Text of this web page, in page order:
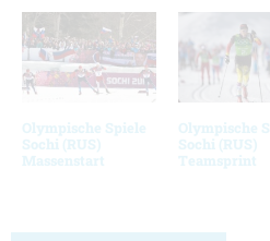
Olympische Spiele
Sochi (RUS)
Massenstart
Olympische
Sochi (RUS)
Teamsprint